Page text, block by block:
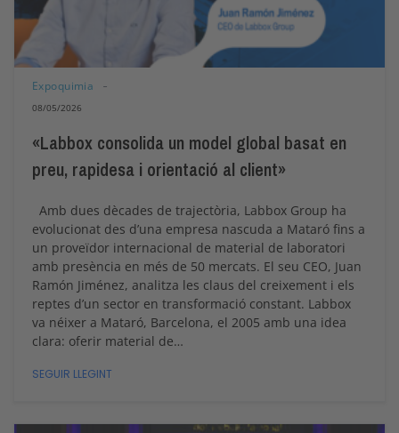
Expoquimia
08/05/2026
«Labbox consolida un model global basat en
preu, rapidesa i orientació al client»
Amb dues dècades de trajectòria, Labbox Group ha
evolucionat des d’una empresa nascuda a Mataró fins a
un proveïdor internacional de material de laboratori
amb presència en més de 50 mercats. El seu CEO, Juan
Ramón Jiménez, analitza les claus del creixement i els
reptes d’un sector en transformació constant. Labbox
va néixer a Mataró, Barcelona, el 2005 amb una idea
clara: oferir material de…
SEGUIR LLEGINT